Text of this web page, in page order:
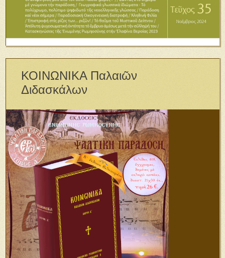
ΚΟΙΝΩΝΙΚΑ Παλαιῶν
Διδασκάλων